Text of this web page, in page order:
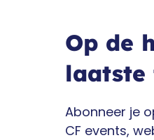
Op de
laatste
Abonneer je
CF events,